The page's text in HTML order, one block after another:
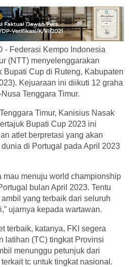
- Federasi Kempo Indonesia
(NTT) menyelenggarakan
Bupati Cup di Ruteng, Kabupaten
Kejuaraan ini diikuti 12 graha
Tenggara Timur.
Timur, Kanisius Nasak
Bupati Cup 2023 ini
atlet berpretasi yang akan
di Portugal pada April 2023
mau menuju world championship
bulan April 2023. Tentu
yang terbaik dari seluruh
ujarnya kepada wartawan.
terbaik, katanya, FKI segera
latihan (TC) tingkat Provinsi
menunggu petunjuk dari
tc untuk tingkat nasional.